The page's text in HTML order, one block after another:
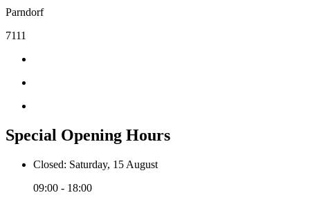
Parndorf
7111
Special Opening Hours
Closed: Saturday, 15 August
09:00 - 18:00